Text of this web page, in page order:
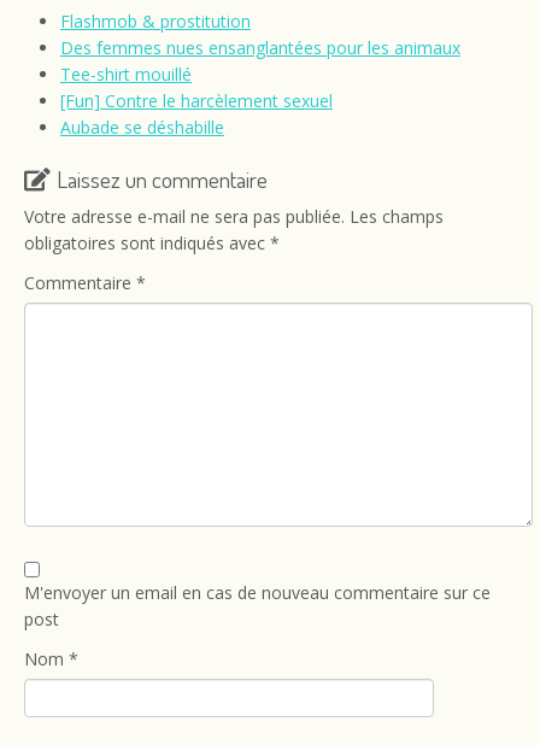
Flashmob & prostitution
Des femmes nues ensanglantées pour les animaux
Tee-shirt mouillé
[Fun] Contre le harcèlement sexuel
Aubade se déshabille
Laissez un commentaire
Votre adresse e-mail ne sera pas publiée. Les champs
obligatoires sont indiqués avec *
Commentaire *
M'envoyer un email en cas de nouveau commentaire sur ce
post
Nom *